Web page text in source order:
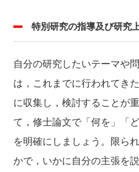
特別研究の指導及び研究
自分の研究したいテーマや
は，これまでに行われてき
に収集し，検討することが
て，修士論文で「何を」「
を明確にしましょう。限ら
かで，いかに自分の主張を